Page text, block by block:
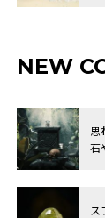
NEW
思
石
ス